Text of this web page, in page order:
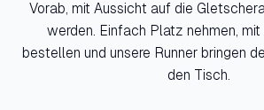
Vorab, mit Aussicht auf die
werden. Einfach Platz nehmen, mit
bestellen und unsere Runner bringen
den Tisch.